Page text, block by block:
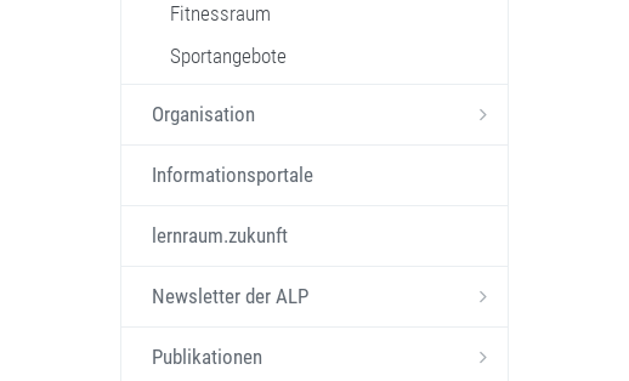
Fitnessraum
Sportangebote
Organisation
Informationsportale
lernraum.zukunft
Newsletter der ALP
Publikationen